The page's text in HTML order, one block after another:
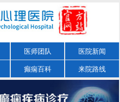
医师团队 医院新闻
癫痫百科 来院路线